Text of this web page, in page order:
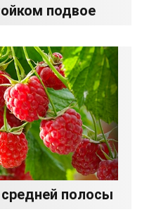
подвое
полосы